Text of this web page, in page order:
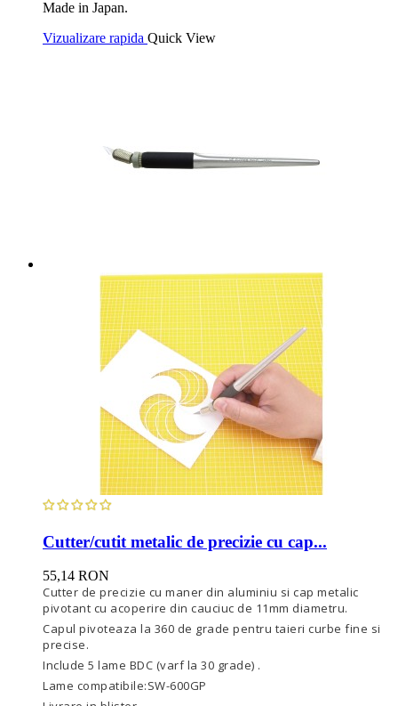
Made in Japan.
Vizualizare rapida Quick View
Cutter/cutit metalic de precizie cu cap...
55,14 RON
Cutter de precizie cu maner din aluminiu si cap metalic
pivotant cu acoperire din cauciuc de 11mm diametru.
Capul pivoteaza la 360 de grade pentru taieri curbe fine si
precise.
Include 5 lame BDC (varf la 30 grade) .
Lame compatibile:SW-600GP